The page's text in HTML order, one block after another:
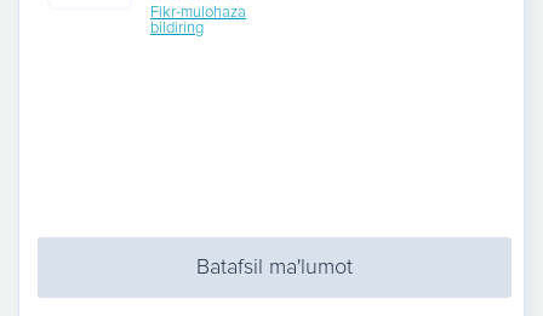
Fikr-mulohaza
bildiring
Batafsil ma'lumot